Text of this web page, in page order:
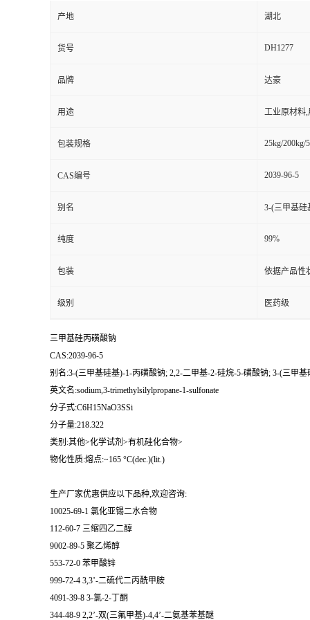
产地 湖北
货号 DH1277
品牌 达豪
用途 工业原材料
包装规格 25kg/200kg/
CAS编号 2039-96-5
别名 3-(三甲基硅
纯度 99%
包装 依据产品性
级别 医药级
三甲基硅丙磺酸钠
CAS:2039-96-5
别名:3-(三甲基硅基)-1-丙磺酸钠; 2,2-二甲基-2-硅烷-5-磺酸钠; 3-(三甲
英文名:sodium,3-trimethylsilylpropane-1-sulfonate
分子式:C6H15NaO3SSi
分子量:218.322
类别:其他>化学试剂>有机硅化合物>
物化性质:熔点:~165 °C(dec.)(lit.)
生产厂家优惠供应以下品种,欢迎咨询:
10025-69-1 氯化亚锡二水合物
112-60-7 三缩四乙二醇
9002-89-5 聚乙烯醇
553-72-0 苯甲酸锌
999-72-4 3,3’-二硫代二丙酰甲胺
4091-39-8 3-氯-2-丁酮
344-48-9 2,2’-双(三氟甲基)-4,4’-二氨基苯基醚